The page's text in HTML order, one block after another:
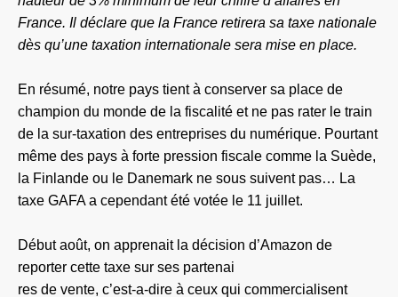
France. Il déclare que la France retirera sa taxe nationale
dès qu’une taxation internationale sera mise en place.
En résumé, notre pays tient à conserver sa place de
champion du monde de la fiscalité et ne pas rater le train
de la sur-taxation des entreprises du numérique. Pourtant
même des pays à forte pression fiscale comme la Suède,
la Finlande ou le Danemark ne sous suivent pas… La
taxe GAFA a cependant été votée le 11 juillet.
Début août, on apprenait la décision d’Amazon de
reporter cette taxe sur ses partenai
res de vente, c’est-a-dire à ceux qui commercialisent